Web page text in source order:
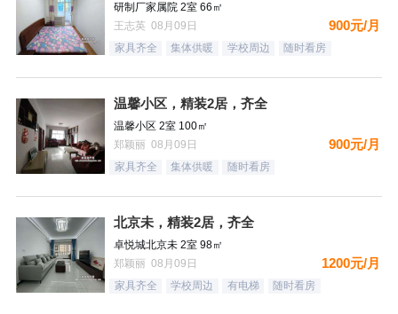
研制厂家属院 2室 66㎡
王志英 08月09日
900元/月
家具齐全 集体供暖 学校周边 随时看房
温馨小区，精装2居，齐全
温馨小区 2室 100㎡
郑颖丽 08月09日
900元/月
家具齐全 集体供暖 随时看房
北京未，精装2居，齐全
卓悦城北京未 2室 98㎡
郑颖丽 08月09日
1200元/月
家具齐全 学校周边 有电梯 随时看房